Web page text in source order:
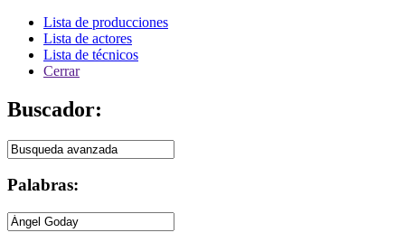
Lista de producciones
Lista de actores
Lista de técnicos
Cerrar
Buscador:
Palabras: